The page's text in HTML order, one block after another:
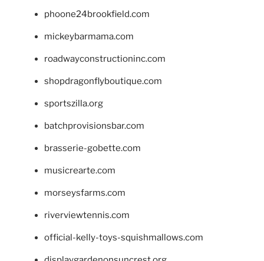
phoone24brookfield.com
mickeybarmama.com
roadwayconstructioninc.com
shopdragonflyboutique.com
sportszilla.org
batchprovisionsbar.com
brasserie-gobette.com
musicrearte.com
morseysfarms.com
riverviewtennis.com
official-kelly-toys-squishmallows.com